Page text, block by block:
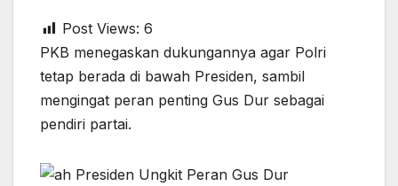
a
t
A
p
p
c
e
o
o
k
s
s
e
n
g
e
l
e
g
r
a
p
e
r
Post Views: 6
PKB menegaskan dukungannya agar Polri
tetap berada di bawah Presiden, sambil
mengingat peran penting Gus Dur sebagai
pendiri partai.